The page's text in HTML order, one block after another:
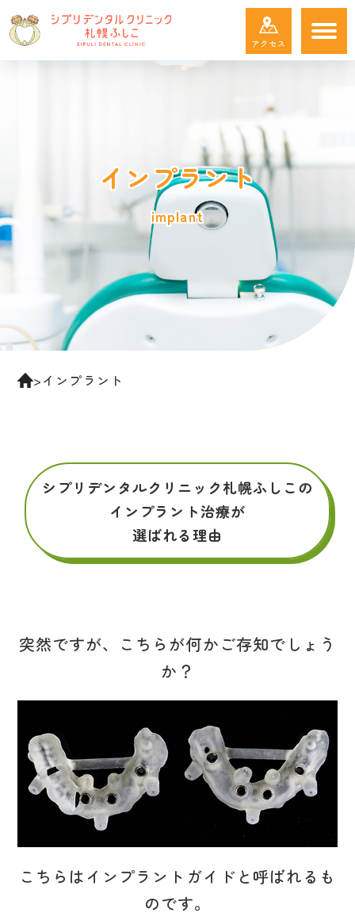
インプラント
implant
>インプラント
シプリデンタルクリニック札幌ふしこの
インプラント治療が
選ばれる理由
突然ですが、こちらが何かご存知でしょう
か？
こちらはインプラントガイドと呼ばれるも
のです。
FLOW
院長・ スタッフ STAFF
院内紹介 FACILITIES
設備紹介 EQUIPMENTS
アクセス
求人情報 RECRUIT
アクセス